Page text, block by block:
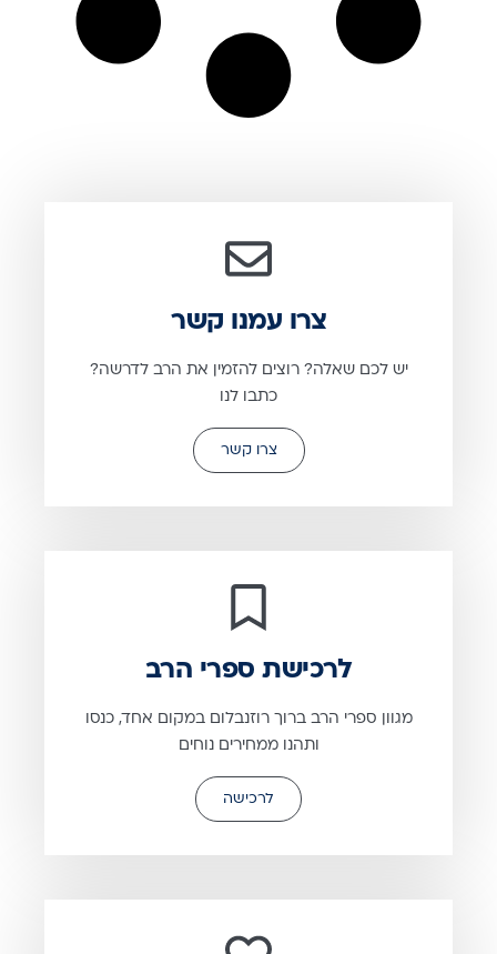
צרו עמנו קשר
יש לכם שאלה? רוצים להזמין את הרב לדרשה?
כתבו לנו
צרו קשר
לרכישת ספרי הרב
מגוון ספרי הרב ברוך רוזנבלום במקום אחד, כנסו
ותהנו ממחירים נוחים
לרכישה